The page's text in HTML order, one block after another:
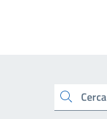
Cerca una parola chiave